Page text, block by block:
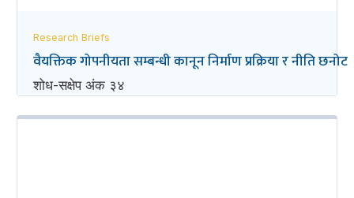
Research Briefs
वैयक्तिक गोपनीयता सम्बन्धी कानून निर्माण प्रक्रिया र नीति छनोट
शोध-स‌क्षेप अंक ३४